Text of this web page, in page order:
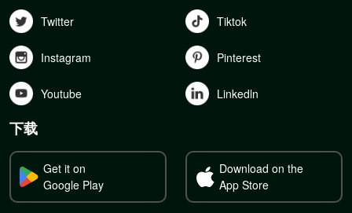
Twitter Tiktok
Instagram Pinterest
Youtube Linkedln
下载
Get it on
Google Play
Download on the
App Store